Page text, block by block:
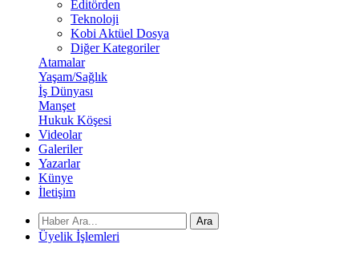
Editörden
Teknoloji
Kobi Aktüel Dosya
Diğer Kategoriler
Atamalar
Yaşam/Sağlık
İş Dünyası
Manşet
Hukuk Köşesi
Videolar
Galeriler
Yazarlar
Künye
İletişim
Ara
Üyelik İşlemleri